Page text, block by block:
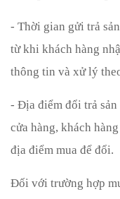
- Thời gian gửi trả
từ khi khách hàng
thông tin và xử lý
- Địa điểm đổi trả
cửa hàng, khách
địa điểm mua để đổi.
Đối với trường hợp